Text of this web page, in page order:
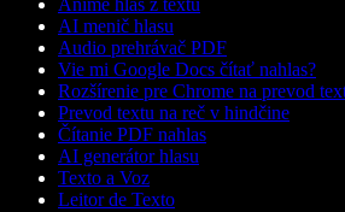
Anime hlas z textu
AI menič hlasu
Audio prehrávač PDF
Vie mi Google Docs čítať nahlas?
Rozšírenie pre Chrome na prevod
Prevod textu na reč v hindčine
Čítanie PDF nahlas
AI generátor hlasu
Texto a Voz
Leitor de Texto